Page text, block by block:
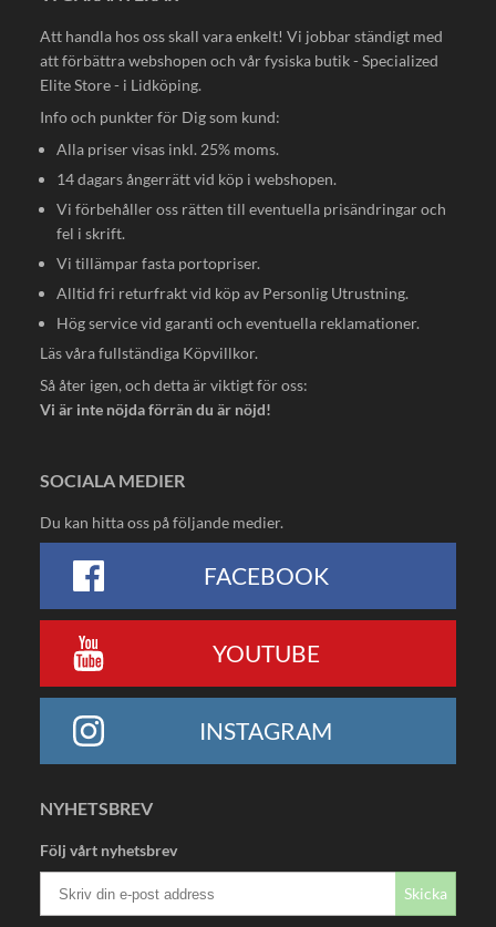
Att handla hos oss skall vara enkelt! Vi jobbar ständigt med
att förbättra webshopen och vår fysiska butik - Specialized
Elite Store - i Lidköping.
Info och punkter för Dig som kund:
Alla priser visas inkl. 25% moms.
14 dagars ångerrätt vid köp i webshopen.
Vi förbehåller oss rätten till eventuella prisändringar och
fel i skrift.
Vi tillämpar fasta portopriser.
Alltid fri returfrakt vid köp av Personlig Utrustning.
Hög service vid garanti och eventuella reklamationer.
Läs våra fullständiga Köpvillkor.
Så åter igen, och detta är viktigt för oss:
Vi är inte nöjda förrän du är nöjd!
SOCIALA MEDIER
Du kan hitta oss på följande medier.
FACEBOOK
YOUTUBE
INSTAGRAM
NYHETSBREV
Följ vårt nyhetsbrev
Skicka